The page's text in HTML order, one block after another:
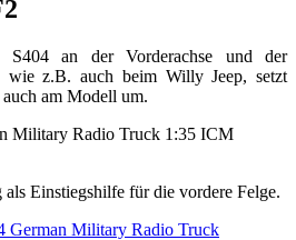
an der Vorderachse und der
wie z.B. auch beim Willy Jeep, setzt
am Modell um.
als Einstiegshilfe für die vordere Felge.